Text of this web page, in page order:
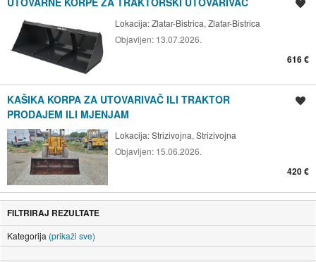
Lokacija:Zlatar-Bistrica, Zlatar-Bistrica
Objavljen: 13.07.2026.
616 €
KAŠIKA KORPA ZA UTOVARIVAČ ILI TRAKTOR
PRODAJEM ILI MJENJAM
Lokacija:Strizivojna, Strizivojna
Objavljen: 15.06.2026.
420 €
FILTRIRAJ REZULTATE
Kategorija (prikaži sve)